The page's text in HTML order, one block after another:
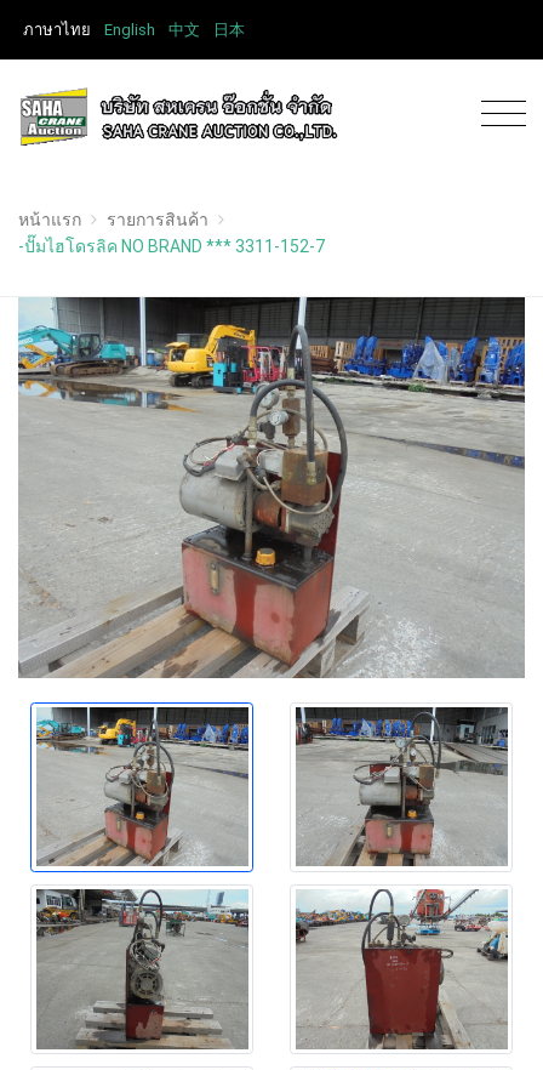
ภาษาไทย English 中文 日本
หน้าแรก
รายการสินค้า
-ปั๊มไฮโดรลิค NO BRAND *** 3311-152-7